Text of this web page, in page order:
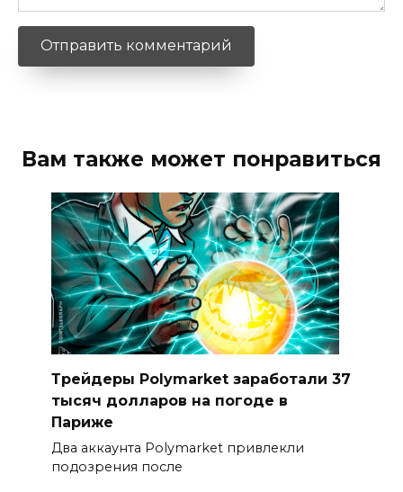
Вам также может понравиться
Трейдеры Polymarket заработали 37
тысяч долларов на погоде в
Париже
Два аккаунта Polymarket привлекли
подозрения после